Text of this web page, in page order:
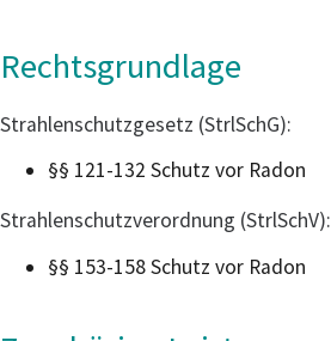
Rechtsgrundlage
Strahlenschutzgesetz (StrlSchG):
§§ 121-132 Schutz vor Radon
Strahlenschutzverordnung (StrlSchV):
§§ 153-158Schutz vor Radon